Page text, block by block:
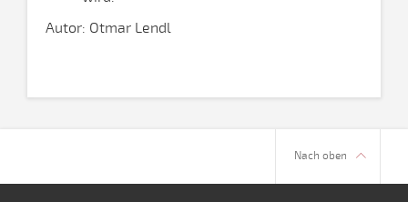
Autor: Otmar Lendl
Nach oben